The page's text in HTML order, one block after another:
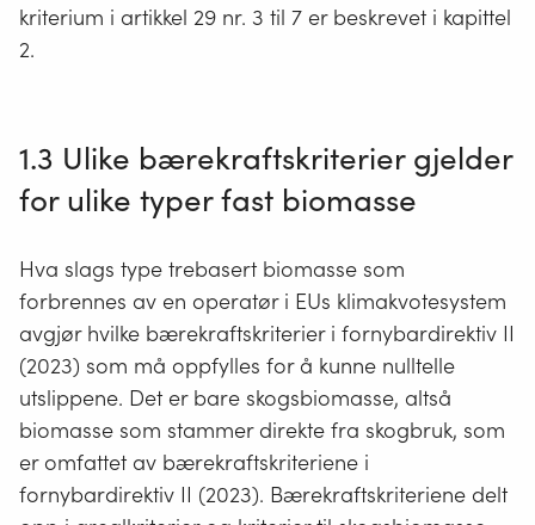
kriterium i artikkel 29 nr. 3 til 7 er beskrevet i kapittel
2.
1.3 Ulike bærekraftskriterier gjelder
for ulike typer fast biomasse
Hva slags type trebasert biomasse som
forbrennes av en operatør i EUs klimakvotesystem
avgjør hvilke bærekraftskriterier i fornybardirektiv II
(2023) som må oppfylles for å kunne nulltelle
utslippene. Det er bare skogsbiomasse, altså
biomasse som stammer direkte fra skogbruk, som
er omfattet av bærekraftskriteriene i
fornybardirektiv II (2023). Bærekraftskriteriene delt